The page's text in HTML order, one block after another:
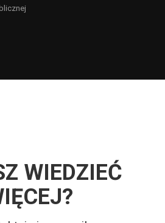
WIEDZIEĆ